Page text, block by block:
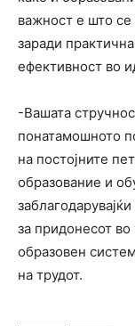
важност е што
заради
ефективност во
-Вашата
понатамошното
на постојните
образование и
за придонесот
образовен
на трудот.